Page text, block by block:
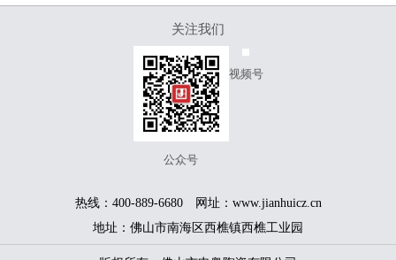
关注我们
公众号
视频号
热线：400-889-6680 网址：www.jianhuicz.cn
地址：佛山市南海区西樵镇西樵工业园